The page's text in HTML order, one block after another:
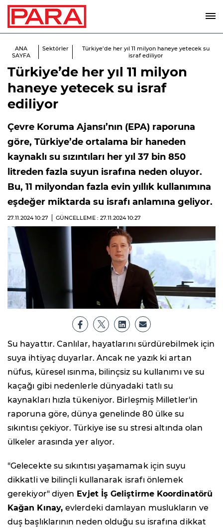
ANA
SAYFA
Sektörler
Türkiye’de her yıl 11 milyon haneye yetecek su
israf ediliyor
Türkiye’de her yıl 11 milyon
haneye yetecek su israf
ediliyor
Çevre Koruma Ajansı’nın (EPA) raporuna
göre, Türkiye’de ortalama bir haneden
kaynaklı su sızıntıları her yıl 37 bin 850
litreden fazla suyun israfına neden oluyor.
Bu, 11 milyondan fazla evin yıllık kullanımına
eşdeğer miktarda su israfı anlamına geliyor.
27.11.202410:27 GÜNCELLEME : 27.11.202410:27
Su hayattır. Canlılar, hayatlarını sürdürebilmek için
suya ihtiyaç duyarlar. Ancak ne yazık ki artan
nüfus, küresel ısınma, bilinçsiz su kullanımı ve su
kaçağı gibi nedenlerle dünyadaki tatlı su
kaynakları hızla tükeniyor. Birleşmiş Milletler'in
raporuna göre, dünya genelinde 80 ülke su
sıkıntısı çekiyor. Türkiye ise su stresi altında olan
ülkeler arasında yer alıyor.
"Gelecekte su sıkıntısı yaşamamak için suyu
dikkatli ve bilinçli kullanarak israfı önlemek
gerekiyor" diyen Evjet İş Geliştirme Koordinatörü
Kağan Kınay,evlerdeki damlayan muslukların ve
duş başlıklarının neden olduğu su israfına dikkat